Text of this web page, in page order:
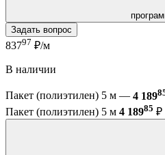
Задать вопрос
83797 ₽/м
В наличии
Пакет (полиэтилен) 5 м — 4 189
Пакет (полиэтилен) 5 м 4 18985 ₽